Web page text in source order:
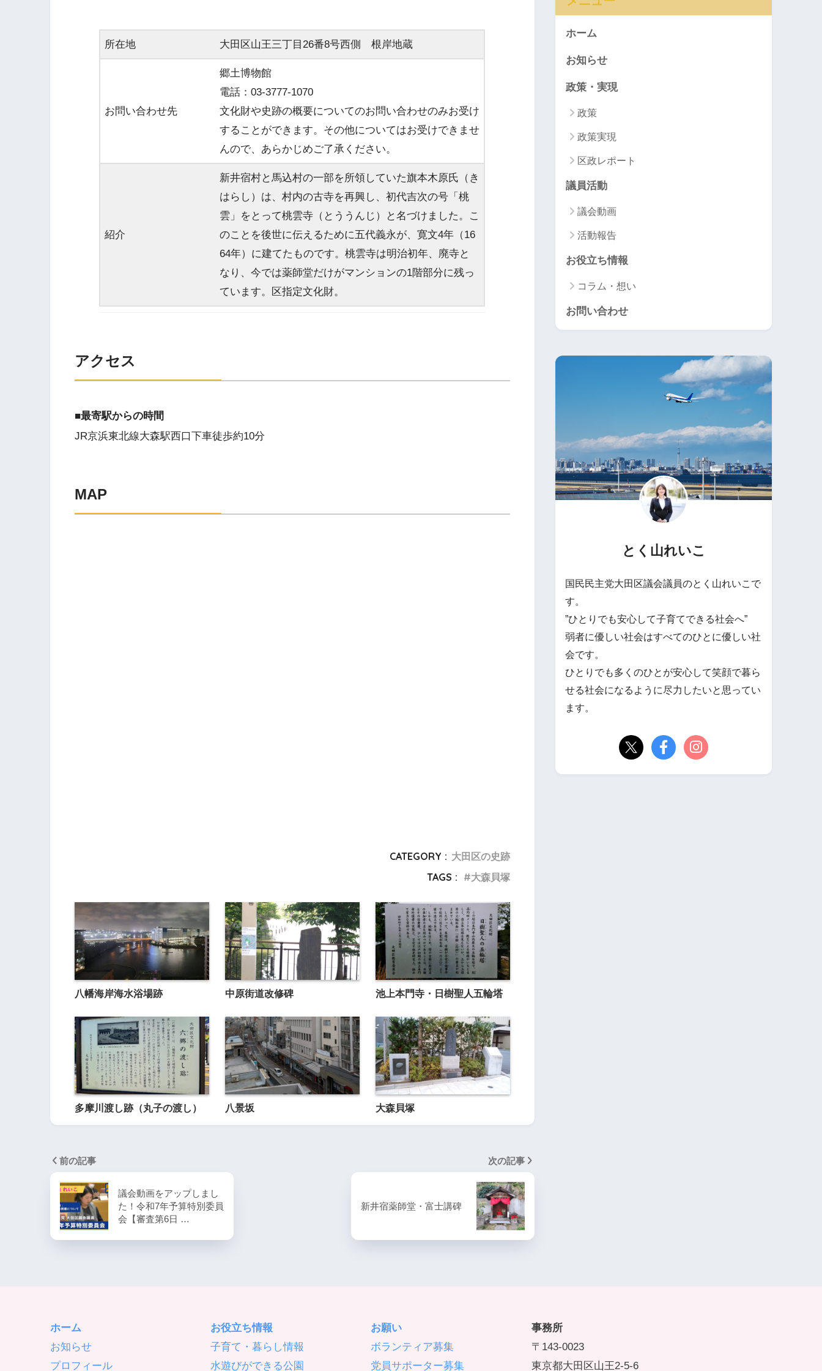
所在地 大田区山王三丁目26番8号西側 根岸地蔵
お問い合わせ先
郷土博物館
電話：03-3777-1070
文化財や史跡の概要についてのお問い合わせのみお受け
することができます。その他についてはお受けできませ
んので、あらかじめご了承ください。
紹介
新井宿村と馬込村の一部を所領していた旗本木原氏（き
はらし）は、村内の古寺を再興し、初代吉次の号「桃
雲」をとって桃雲寺（とううんじ）と名づけました。こ
のことを後世に伝えるために五代義永が、寛文4年（16
64年）に建てたものです。桃雲寺は明治初年、廃寺と
なり、今では薬師堂だけがマンションの1階部分に残っ
ています。区指定文化財。
アクセス
■最寄駅からの時間
JR京浜東北線大森駅西口下車徒歩約10分
MAP
CATEGORY : 大田区の史跡
TAGS :
大森貝塚
八幡海岸海水浴場跡 中原街道改修碑 池上本門寺・日樹聖人五輪塔
多摩川渡し跡（丸子の渡し） 八景坂 大森貝塚
前の記事
議会動画をアップしまし
た！令和7年予算特別委員
会【審査第6日 …
次の記事
新井宿薬師堂・富士講碑
ホーム
お知らせ
政策・実現
政策
政策実現
区政レポート
議員活動
議会動画
活動報告
お役立ち情報
コラム・想い
お問い合わせ
とく山れいこ
国民民主党大田区議会議員のとく山れいこで
す。
”ひとりでも安心して子育てできる社会へ”
弱者に優しい社会はすべてのひとに優しい社
会です。
ひとりでも多くのひとが安心して笑顔で暮ら
せる社会になるように尽力したいと思ってい
ます。
ホーム
お知らせ
プロフィール
お役立ち情報
子育て・暮らし情報
水遊びができる公園
お願い
ボランティア募集
党員サポーター募集
事務所
〒143-0023
東京都大田区山王2-5-6